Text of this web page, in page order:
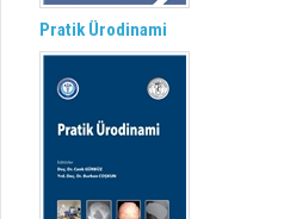
Pratik Ürodinami